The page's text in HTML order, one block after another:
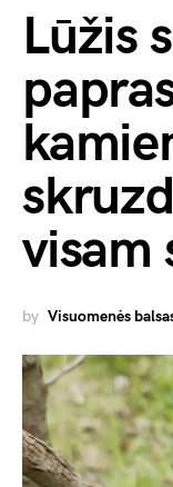
Lūžis
visam
by Visuomenės